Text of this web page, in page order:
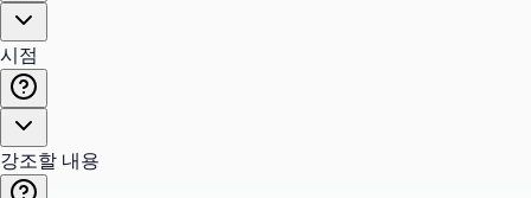
시점
강조할 내용